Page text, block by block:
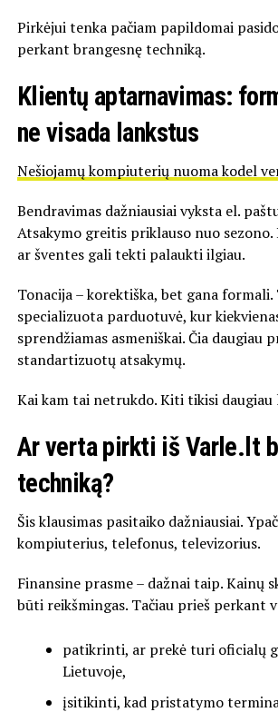
Pirkėjui tenka pačiam papildomai
perkant brangesnę techniką.
Klientų aptarnavimas:
ne visada lankstus
Nešiojamų kompiuterių nuoma kodel
Bendravimas dažniausiai vyksta el.
Atsakymo greitis priklauso nuo sezono.
ar šventes gali tekti palaukti ilgiau.
Tonacija – korektiška, bet gana formali.
specializuota parduotuvė, kur
sprendžiamas asmeniškai. Čia daugiau
standartizuotų atsakymų.
Kai kam tai netrukdo. Kiti tikisi daugiau
Ar verta pirkti iš Varle.lt
techniką?
Šis klausimas pasitaiko dažniausiai.
kompiuterius, telefonus, televizorius.
Finansine prasme – dažnai taip. Kainų
būti reikšmingas. Tačiau prieš perkant
patikrinti, ar prekė turi oficialų
Lietuvoje,
įsitikinti, kad pristatymo